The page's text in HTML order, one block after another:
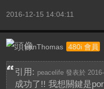
2016-12-15 14:04:11
ironThomas 480i 會員
引用: peacelife 發表於
成功了!! 我想關鍵是